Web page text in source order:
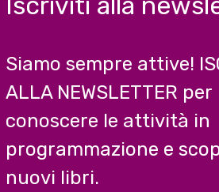
Siamo sempre attive!
ALLA NEWSLETTER per
conoscere le attività in
programmazione e
nuovi libri.